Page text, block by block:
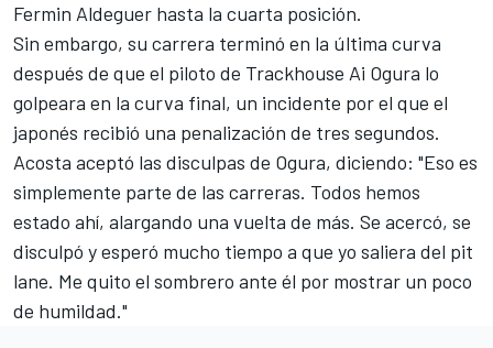
Fermin Aldeguer hasta la cuarta posición.
Sin embargo, su carrera terminó en la última curva
después de que el piloto de Trackhouse Ai Ogura lo
golpeara en la curva final, un incidente por el que el
japonés recibió una penalización de tres segundos.
Acosta aceptó las disculpas de Ogura, diciendo: "Eso es
simplemente parte de las carreras. Todos hemos
estado ahí, alargando una vuelta de más. Se acercó, se
disculpó y esperó mucho tiempo a que yo saliera del pit
lane. Me quito el sombrero ante él por mostrar un poco
de humildad."